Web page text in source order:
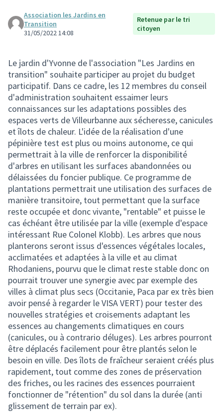
Association les Jardins en
Transition
31/05/2022 14:08
Retenue par le tri
citoyen
Le jardin d'Yvonne de l'association "Les Jardins en
transition" souhaite participer au projet du budget
participatif. Dans ce cadre, les 12 membres du conseil
d'administration souhaitent essaimer leurs
connaissances sur les adaptations possibles des
espaces verts de Villeurbanne aux sécheresse, canicules
et îlots de chaleur. L'idée de la réalisation d'une
pépinière test est plus ou moins autonome, ce qui
permettrait à la ville de renforcer la disponibilité
d'arbres en utilisant les surfaces abandonnées ou
délaissées du foncier publique. Ce programme de
plantations permettrait une utilisation des surfaces de
manière transitoire, tout permettant que la surface
reste occupée et donc vivante, "rentable" et puisse le
cas échéant être utilisée par la ville (exemple d'espace
intéressant Rue Colonel Klobb). Les arbres que nous
planterons seront issus d'essences végétales locales,
acclimatées et adaptées à la ville et au climat
Rhodaniens, pourvu que le climat reste stable donc on
pourrait trouver une synergie avec par exemple des
villes à climat plus secs (Occitanie, Paca par ex très bien
avoir pensé à regarder le VISA VERT) pour tester des
nouvelles stratégies et croisements adaptant les
essences au changements climatiques en cours
(canicules, ou à contrario déluges). Les arbres pourront
être déplacés facilement pour être plantés selon le
besoin en ville. Des îlots de fraîcheur seraient créés plus
rapidement, tout comme des zones de préservation
des friches, ou les racines des essences pourraient
fonctionner de "rétention" du sol dans la durée (anti
glissement de terrain par ex).